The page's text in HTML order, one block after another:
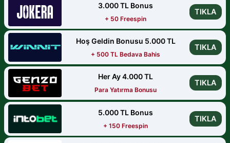
3.000 TL Bonus
+ 50 Freespin
TIKLA
Hoş Geldin Bonusu 5.000 TL
+ 500 TL Bedava Bahis
TIKLA
Her Ay 4.000 TL
Para Yatırma Bonusu
TIKLA
5.000 TL Bonus
+ 150 Freespin
TIKLA